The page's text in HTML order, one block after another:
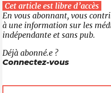
Cet article est libre d’accès
En vous abonnant, vous
à une information sur les
indépendante et sans pub.
Déjà abonné.e ?
Connectez-vous